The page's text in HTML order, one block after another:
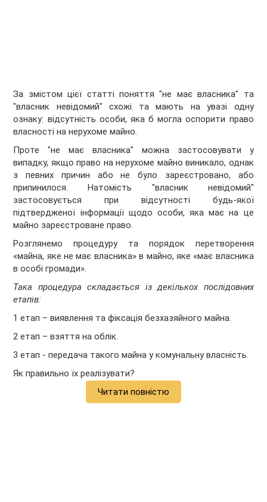
За змістом цієї статті поняття "не має власника" та
"власник невідомий" схожі та мають на увазі одну
ознаку: відсутність особи, яка б могла оспорити право
власності на нерухоме майно.
Проте "не має власника" можна застосовувати у
випадку, якщо право на нерухоме майно виникало, однак
з певних причин або не було зареєстровано, або
припинилося. Натомість "власник невідомий"
застосовується при відсутності будь-якої
підтвердженої інформації щодо особи, яка має на це
майно зареєстроване право.
Розглянемо процедуру та порядок перетворення
«майна, яке не має власника» в майно, яке «має власника
в особі громади».
Така процедура складається із декількох послідовних
етапів:
1 етап – виявлення та фіксація безхазяйного майна.
2 етап – взяття на облік.
3 етап - передача такого майна у комунальну власність.
Як правильно їх реалізувати?
Читати повністю